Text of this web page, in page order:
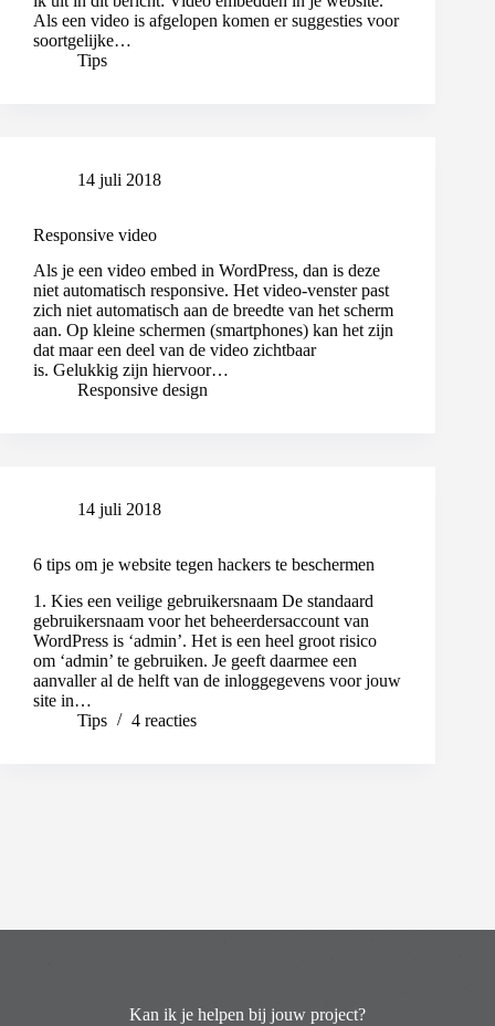
Als een video is afgelopen komen er suggesties voor
soortgelijke…
Tips
14 juli 2018
Responsive video
Als je een video embed in WordPress, dan is deze
niet automatisch responsive. Het video-venster past
zich niet automatisch aan de breedte van het scherm
aan. Op kleine schermen (smartphones) kan het zijn
dat maar een deel van de video zichtbaar
is. Gelukkig zijn hiervoor…
Responsive design
14 juli 2018
6 tips om je website tegen hackers te beschermen
1. Kies een veilige gebruikersnaam De standaard
gebruikersnaam voor het beheerdersaccount van
WordPress is ‘admin’. Het is een heel groot risico
om ‘admin’ te gebruiken. Je geeft daarmee een
aanvaller al de helft van de inloggegevens voor jouw
site in…
Tips
4 reacties
Kan ik je helpen bij jouw project?